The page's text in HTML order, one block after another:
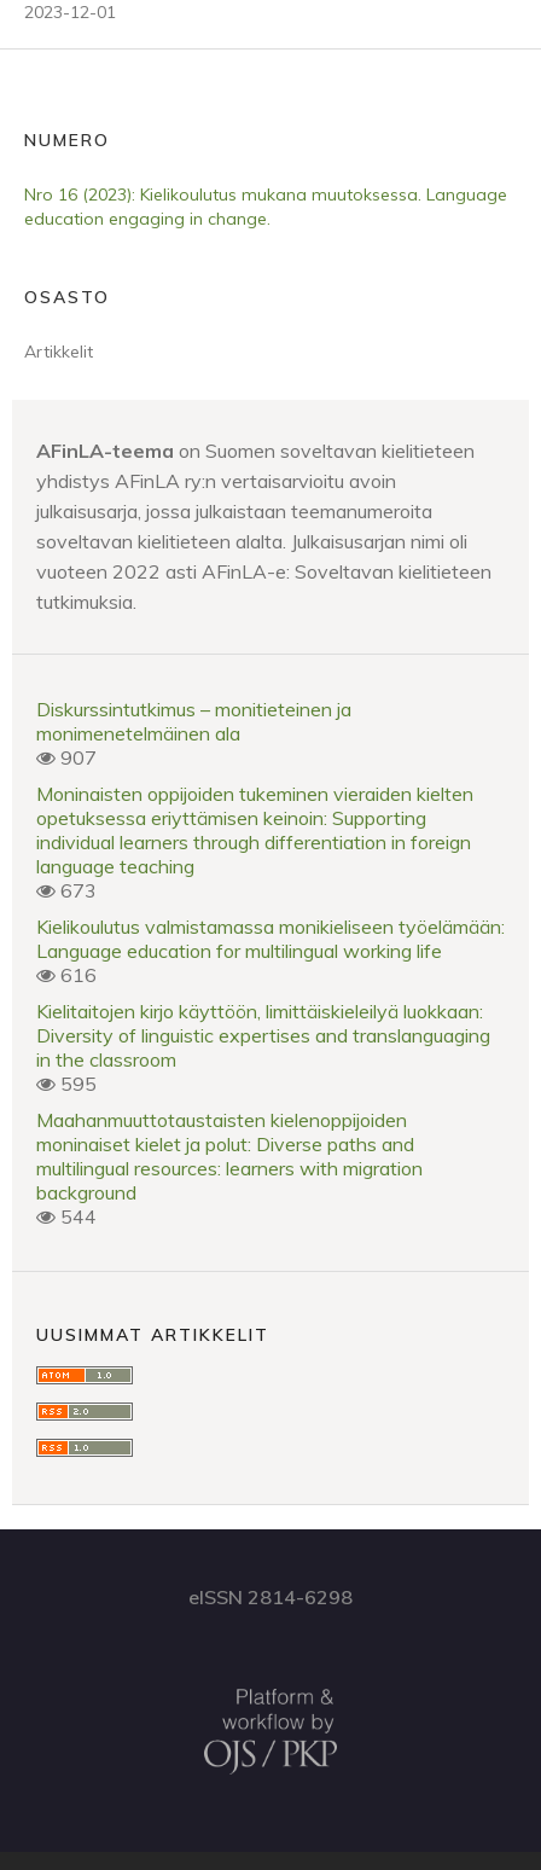
2023-12-01
NUMERO
Nro 16 (2023): Kielikoulutus mukana muutoksessa. Language
education engaging in change.
OSASTO
Artikkelit
AFinLA-teema on Suomen soveltavan kielitieteen
yhdistys AFinLA ry:n vertaisarvioitu avoin
julkaisusarja, jossa julkaistaan teemanumeroita
soveltavan kielitieteen alalta. Julkaisusarjan nimi oli
vuoteen 2022 asti AFinLA-e: Soveltavan kielitieteen
tutkimuksia.
Diskurssintutkimus – monitieteinen ja
monimenetelmäinen ala
907
Moninaisten oppijoiden tukeminen vieraiden kielten
opetuksessa eriyttämisen keinoin: Supporting
individual learners through differentiation in foreign
language teaching
673
Kielikoulutus valmistamassa monikieliseen työelämään:
Language education for multilingual working life
616
Kielitaitojen kirjo käyttöön, limittäiskieleilyä luokkaan:
Diversity of linguistic expertises and translanguaging
in the classroom
595
Maahanmuuttotaustaisten kielenoppijoiden
moninaiset kielet ja polut: Diverse paths and
multilingual resources: learners with migration
background
544
UUSIMMAT ARTIKKELIT
eISSN 2814-6298